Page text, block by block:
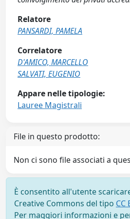
Relatore
PANSARDI, PAMELA
Correlatore
D'AMICO, MARCELLO
SALVATI, EUGENIO
Appare nelle tipologie:
Lauree Magistrali
File in questo prodotto:
Non ci sono file associati a
È consentito all'utente
Creative Commons del tipo CC
Per maggiori informazioni e